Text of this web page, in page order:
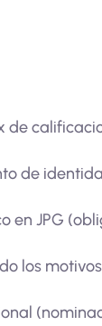
de
de
en JPG
los